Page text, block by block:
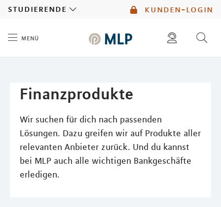
kunden-login
studierende
menü
Finanzprodukte
Wir suchen für dich nach passenden
Lösungen. Dazu greifen wir auf Produkte aller
relevanten Anbieter zurück. Und du kannst
bei MLP auch alle wichtigen Bankgeschäfte
erledigen.